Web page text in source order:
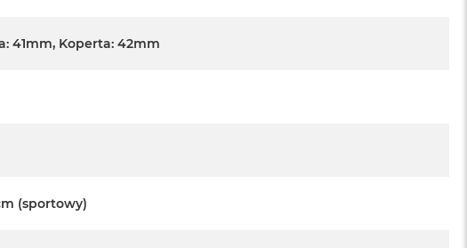
41mm, Koperta: 42mm
(sportowy)